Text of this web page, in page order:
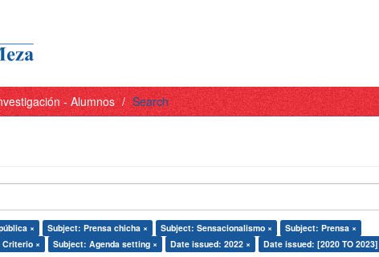
- Alumnos Search
× Subject: Prensa chicha × Subject: Sensacionalismo ×
Subject: Prensa ×
× Subject: Agenda setting × Date issued: 2022 × Date issued: [2020 TO 2023]